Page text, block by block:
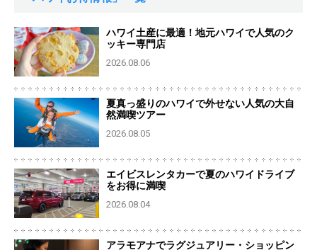
ハワイ土産に最適！地元ハワイで人気のク
ッキー専門店
2026.08.06
夏真っ盛りのハワイで外せない人気の大自
然満喫ツアー
2026.08.05
エイビスレンタカーで夏のハワイドライブ
をお得に満喫
2026.08.04
アラモアナでラグジュアリー・ショッピン